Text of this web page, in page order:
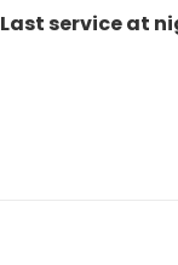
Last service at